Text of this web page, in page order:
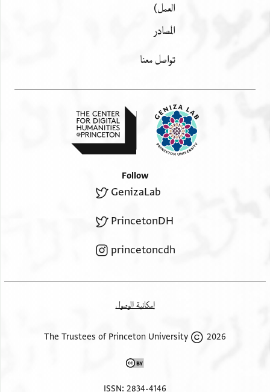
العمل)
المصادر
تواصل معنا
Follow
GenizaLab
PrincetonDH
princetoncdh
إمكانية الوصول
2026 The Trustees of Princeton University
ISSN: 2834-4146